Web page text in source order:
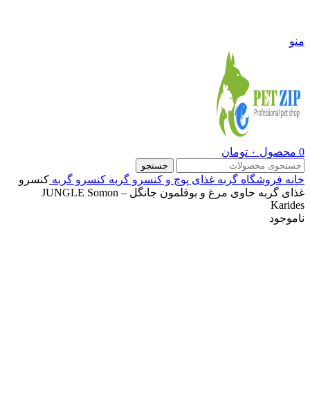
منو
0 محصول ۰ تومان
جستجو
خانه فروشگاه گربه غذای پوچ و کنسرو گربه کنسرو گربه کنسرو
غذای گربه حاوی مرغ و بوقلمون جانگل – JUNGLE Somon
Karides
ناموجود